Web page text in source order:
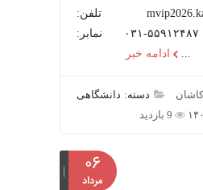
mvip2026.kashan@gmail.com تلفن:
۵۵۹۱۲۴۱۹-۰۳۱ ، ۵۵۹۱۲۴۸۷-۰۳۱ نمابر:
ادامه خبر
دسته: دانشگاهی
۰۶
مرداد